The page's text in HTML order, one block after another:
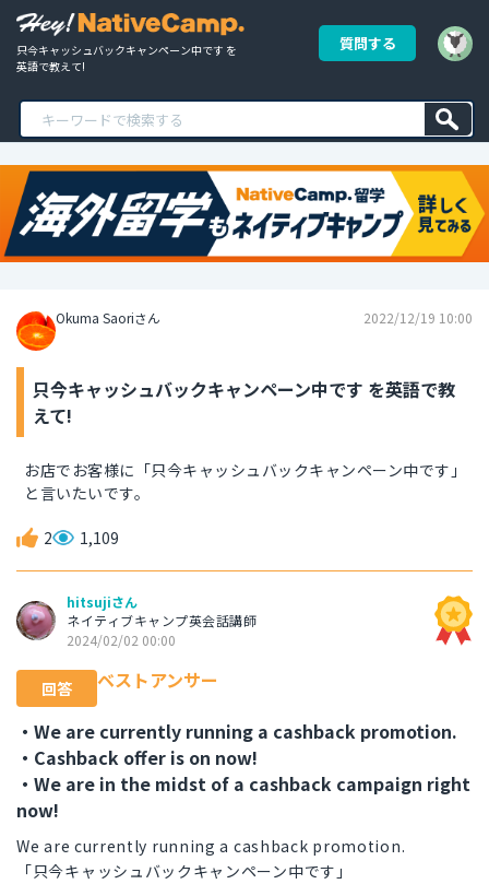
只今キャッシュバックキャンペーン中です を
英語で教えて!
質問する
Okuma Saoriさん 2022/12/19 10:00
只今キャッシュバックキャンペーン中です を英語で教
えて!
お店でお客様に「只今キャッシュバックキャンペーン中です」
と言いたいです。
2 1,109
hitsujiさん
ネイティブキャンプ英会話講師
2024/02/02 00:00
回答
ベストアンサー
・We are currently running a cashback promotion.
・Cashback offer is on now!
・We are in the midst of a cashback campaign right
now!
We are currently running a cashback promotion.
「只今キャッシュバックキャンペーン中です」